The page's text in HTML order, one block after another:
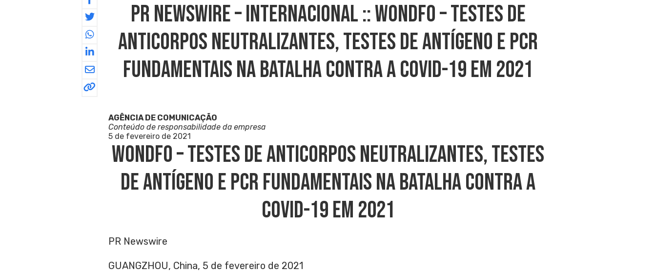
PR NEWSWIRE – INTERNACIONAL :: Wondfo – Testes De
Anticorpos Neutralizantes, Testes De Antígeno E PCR
Fundamentais Na Batalha Contra A COVID-19 Em 2021
AGÊNCIA DE COMUNICAÇÃO
Conteúdo de responsabilidade da empresa
5 de fevereiro de 2021
Wondfo – Testes De Anticorpos Neutralizantes, Testes
De Antígeno E PCR Fundamentais Na Batalha Contra A
COVID-19 Em 2021
PR Newswire
GUANGZHOU, China, 5 de fevereiro de 2021